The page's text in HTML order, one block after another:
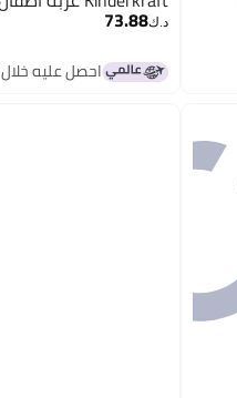
د.ك‏73.88
احصل عليه خلال